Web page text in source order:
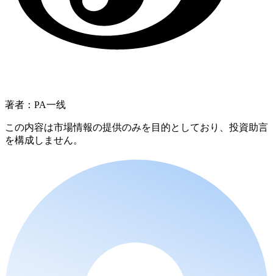
著者：PA一线
この内容は市場情報の提供のみを目的としており、投資助言
を構成しません。